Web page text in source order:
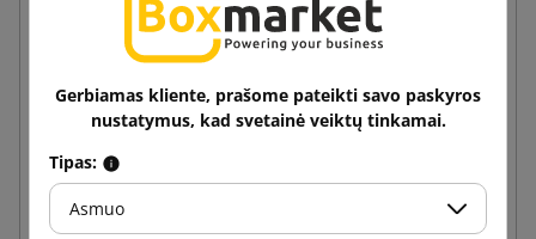
Balta kurjerio vokas "Foliopak C4 240x325"
Gerbiamas kliente, prašome pateikti savo paskyros
nustatymus, kad svetainė veiktų tinkamai.
Tipas:
Asmuo